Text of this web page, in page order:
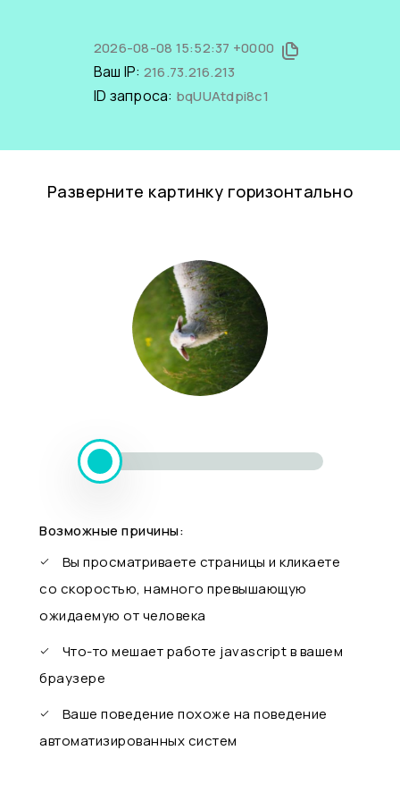
2026-08-08 15:52:37 +0000
Ваш IP: 216.73.216.213
ID запроса: bqUUAtdpi8c1
Разверните картинку горизонтально
Возможные причины:
Вы просматриваете страницы и кликаете
со скоростью, намного превышающую
ожидаемую от человека
Что-то мешает работе javascript в вашем
браузере
Ваше поведение похоже на поведение
автоматизированных систем